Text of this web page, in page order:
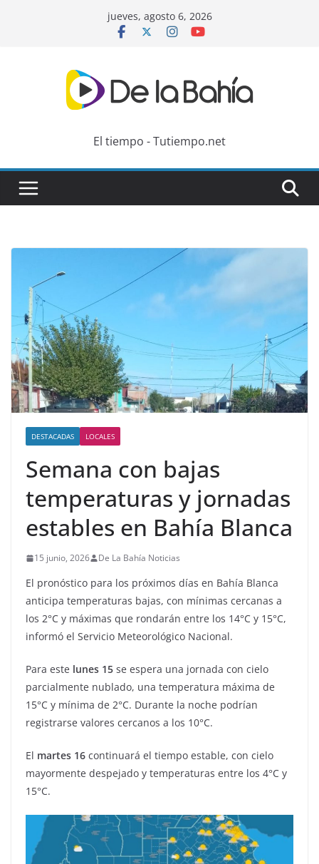
jueves, agosto 6, 2026
El tiempo - Tutiempo.net
DESTACADAS LOCALES
Semana con bajas
temperaturas y jornadas
estables en Bahía Blanca
15 junio, 2026 De La Bahía Noticias
El pronóstico para los próximos días en Bahía Blanca
anticipa temperaturas bajas, con mínimas cercanas a
los 2°C y máximas que rondarán entre los 14°C y 15°C,
informó el Servicio Meteorológico Nacional.
Para este lunes 15 se espera una jornada con cielo
parcialmente nublado, una temperatura máxima de
15°C y mínima de 2°C. Durante la noche podrían
registrarse valores cercanos a los 10°C.
El martes 16 continuará el tiempo estable, con cielo
mayormente despejado y temperaturas entre los 4°C y
15°C.